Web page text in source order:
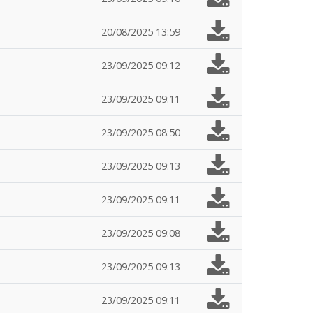
20/08/2025 13:59
23/09/2025 09:12
23/09/2025 09:11
23/09/2025 08:50
23/09/2025 09:13
23/09/2025 09:11
23/09/2025 09:08
23/09/2025 09:13
23/09/2025 09:11